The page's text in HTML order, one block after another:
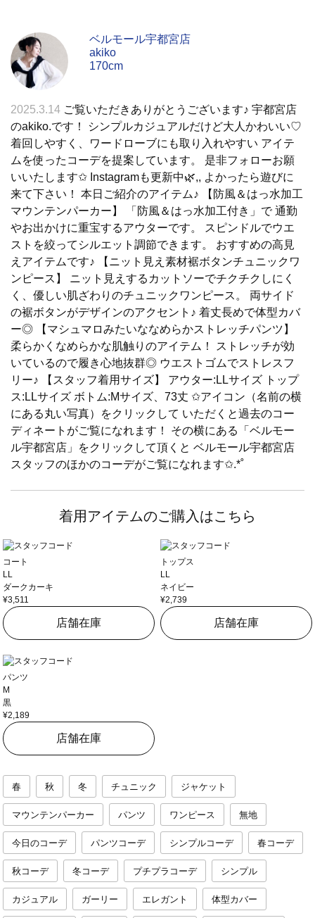
ベルモール宇都宮店
akiko
170cm
2025.3.14 ご覧いただきありがとうございます♪ 宇都宮店
のakiko.です！ シンプルカジュアルだけど大人かわいい♡
着回しやすく、ワードローブにも取り入れやすい アイテ
ムを使ったコーデを提案しています。 是非フォローお願
いいたします✩︎ Instagramも更新中🌿,, よかったら遊びに
来て下さい！ 本日ご紹介のアイテム♪ 【防風＆はっ水加工
マウンテンパーカー】 「防風＆はっ水加工付き」で 通勤
やお出かけに重宝するアウターです。 スピンドルでウエ
ストを絞ってシルエット調節できます。 おすすめの高見
えアイテムです♪ 【ニット見え素材裾ボタンチュニックワ
ンピース】 ニット見えするカットソーでチクチクしにく
く、優しい肌ざわりのチュニックワンピース。 両サイド
の裾ボタンがデザインのアクセント♪ 着丈長めで体型カバ
ー◎ 【マシュマロみたいななめらかストレッチパンツ】
柔らかくなめらかな肌触りのアイテム！ ストレッチが効
いているので履き心地抜群◎ ウエストゴムでストレスフ
リー♪ 【スタッフ着用サイズ】 アウター:LLサイズ トップ
ス:LLサイズ ボトム:Mサイズ、73丈 ✩アイコン（名前の横
にある丸い写真）をクリックして いただくと過去のコー
ディネートがご覧になれます！ その横にある「ベルモー
ル宇都宮店」をクリックして頂くと ベルモール宇都宮店
スタッフのほかのコーデがご覧になれます✩.*˚
着用アイテムのご購入はこちら
コート
LL
ダークカーキ
¥3,511
店舗在庫
トップス
LL
ネイビー
¥2,739
店舗在庫
パンツ
M
黒
¥2,189
店舗在庫
春 秋 冬 チュニック ジャケット
マウンテンパーカー パンツ ワンピース 無地
今日のコーデ パンツコーデ シンプルコーデ 春コーデ
秋コーデ 冬コーデ プチプラコーデ シンプル
カジュアル ガーリー エレガント 体型カバー